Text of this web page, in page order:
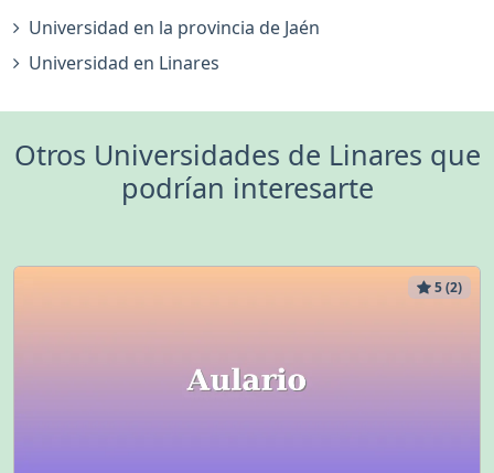
Universidad en la provincia de Jaén
Universidad en Linares
Otros Universidades de Linares que
podrían interesarte
5 (2)